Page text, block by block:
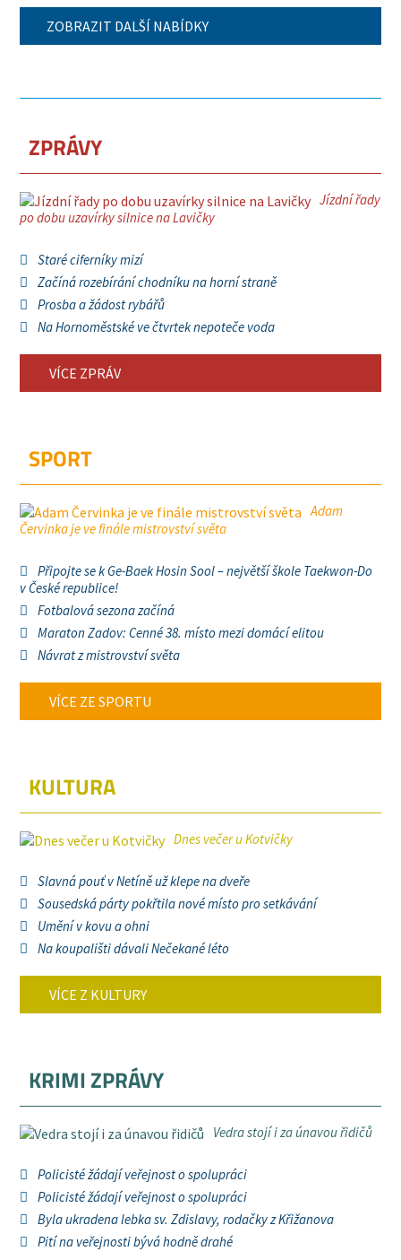
ZOBRAZIT DALŠÍ NABÍDKY
ZPRÁVY
Jízdní řady
po dobu uzavírky silnice na Lavičky
Staré ciferníky mizí
Začíná rozebírání chodníku na horní straně
Prosba a žádost rybářů
Na Hornoměstské ve čtvrtek nepoteče voda
VÍCE ZPRÁV
SPORT
Adam
Červinka je ve finále mistrovství světa
Připojte se k Ge-Baek Hosin Sool – největší škole Taekwon-Do
v České republice!
Fotbalová sezona začíná
Maraton Zadov: Cenné 38. místo mezi domácí elitou
Návrat z mistrovství světa
VÍCE ZE SPORTU
KULTURA
Dnes večer u Kotvičky
Slavná pouť v Netíně už klepe na dveře
Sousedská párty pokřtila nové místo pro setkávání
Umění v kovu a ohni
Na koupališti dávali Nečekané léto
VÍCE Z KULTURY
KRIMI ZPRÁVY
Vedra stojí i za únavou řidičů
Policisté žádají veřejnost o spolupráci
Policisté žádají veřejnost o spolupráci
Byla ukradena lebka sv. Zdislavy, rodačky z Křižanova
Pití na veřejnosti bývá hodně drahé